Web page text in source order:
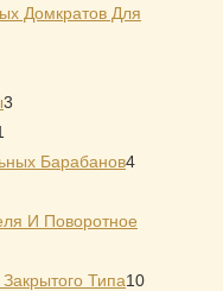
товаров
Домкратов Для
3
товарБарабанов44
И Поворотное
Типа1010